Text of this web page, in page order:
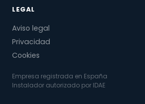
LEGAL
Aviso legal
Privacidad
Cookies
Empresa registrada en España
Instalador autorizado por IDAE